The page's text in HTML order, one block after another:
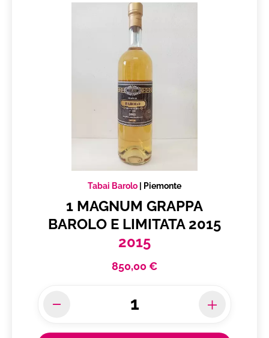
Tabai Barolo Piemonte
1 MAGNUM GRAPPA
BAROLO E LIMITATA 2015
2015
850,00 €